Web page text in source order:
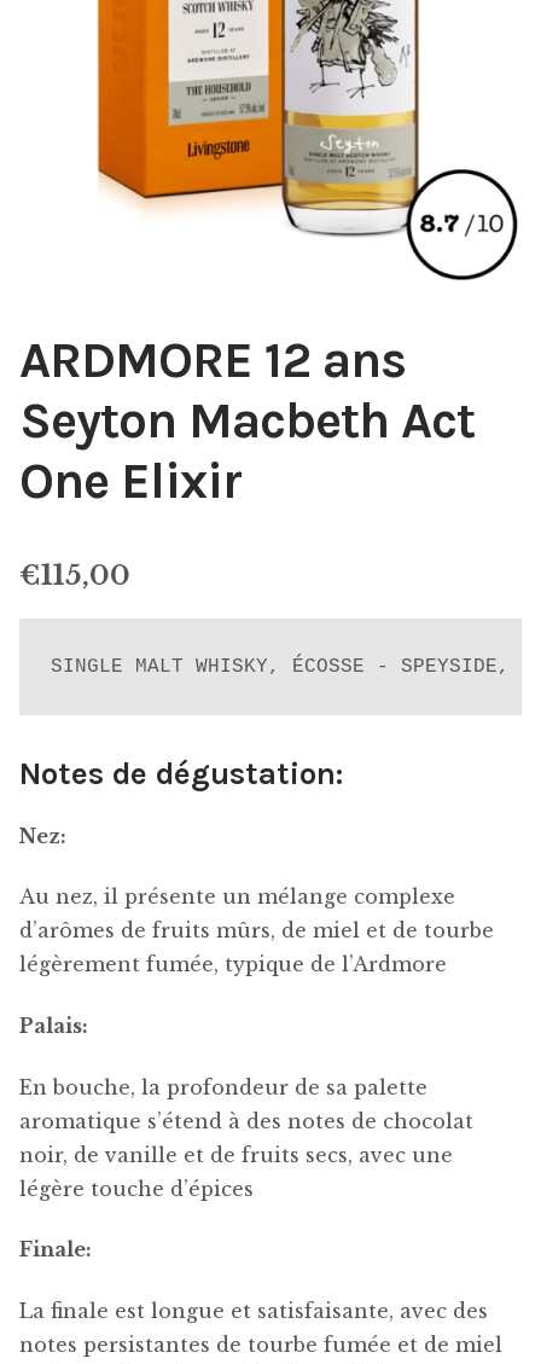
ARDMORE 12 ans
Seyton Macbeth Act
One Elixir
€115,00
SINGLE MALT WHISKY, ÉCOSSE - SPEYSIDE,
Notes de dégustation:
Nez:
Au nez, il présente un mélange complexe
d’arômes de fruits mûrs, de miel et de tourbe
légèrement fumée, typique de l’Ardmore
Palais:
En bouche, la profondeur de sa palette
aromatique s’étend à des notes de chocolat
noir, de vanille et de fruits secs, avec une
légère touche d’épices
Finale:
La finale est longue et satisfaisante, avec des
notes persistantes de tourbe fumée et de miel